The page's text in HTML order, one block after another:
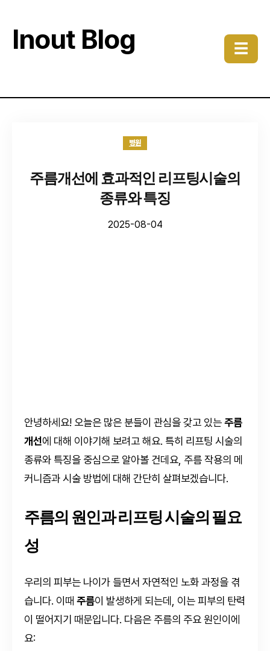
Inout Blog ☰
병원
주름개선에 효과적인 리프팅시술의
종류와 특징
2025-08-04
안녕하세요! 오늘은 많은 분들이 관심을 갖고 있는주름
개선에 대해 이야기해 보려고 해요. 특히 리프팅 시술의
종류와 특징을 중심으로 알아볼 건데요, 주름 작용의 메
커니즘과 시술 방법에 대해 간단히 살펴보겠습니다.
주름의 원인과 리프팅 시술의 필요
성
우리의 피부는 나이가 들면서 자연적인 노화 과정을 겪
습니다. 이때 주름이 발생하게 되는데, 이는 피부의 탄력
이 떨어지기 때문입니다. 다음은 주름의 주요 원인이에
요: